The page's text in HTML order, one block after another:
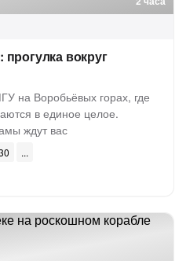
вокруг
на Воробьёвых горах, где
в единое целое.
ждут вас